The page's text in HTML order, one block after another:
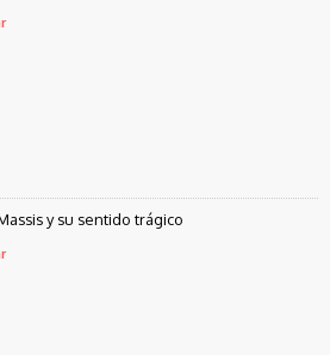
y su sentido trágico